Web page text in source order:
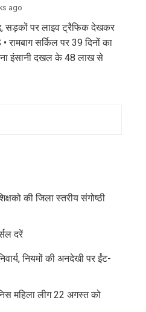
ago
सड़कों पर लाइव ट्रैफिक देखकर
सर्किल पर 39 दिनों का
इंसानी दखल के 48 लाख से
की जिला स्तरीय संगोष्ठी
दरें
नियमों की अनदेखी पर ईंट-
महिला लीग 22 अगस्त को